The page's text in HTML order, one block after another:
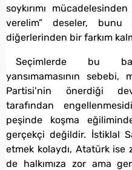
soykırımı
verelim” deseler,
diğerlerinden bir farkım
Seçimlerde bu
yansımamasının
Partisi’nin önerdiği
tarafından
peşinde koşma
gerçekçi değildir. İstiklal
etmek kolaydı, Atatürk ise
de halkımıza zor ama